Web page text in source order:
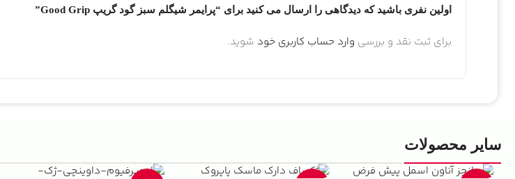
اولین نفری باشید که دیدگاهی را ارسال می کنید برای “پرایمر شیگلم سبز گود گریپ Good Grip”
برای ثبت نقد و بررسی وارد حساب کاربری خود شوید.
سایر محصولات